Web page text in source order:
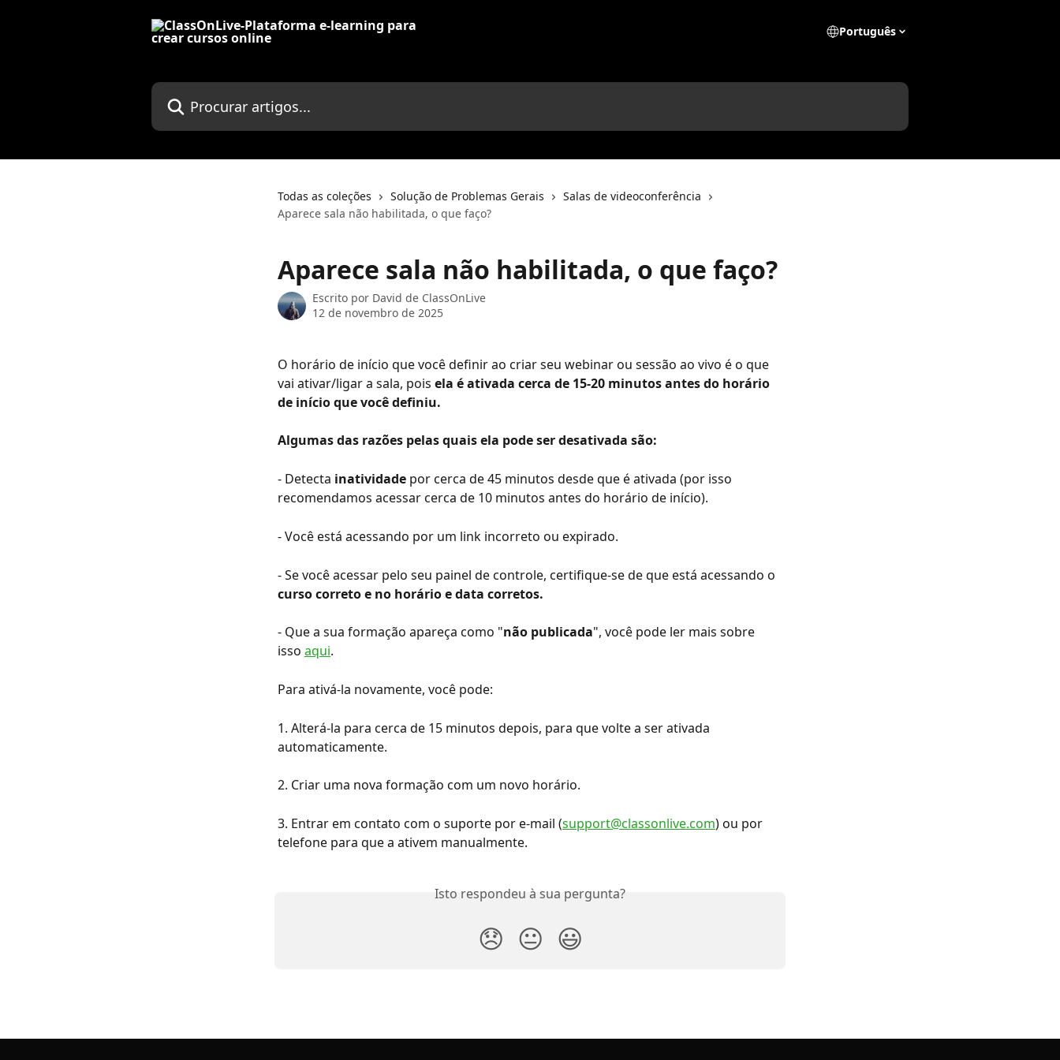
Português
Procurar artigos...
Todas as coleções Solução de Problemas Gerais
Salas de videoconferência
Aparece sala não habilitada, o que faço?
Aparece sala não habilitada, o que faço?
Escrito por David de ClassOnLive
12 de novembro de 2025
O horário de início que você definir ao criar seu webinar ou sessão ao vivo é o que
vai ativar/ligar a sala, pois ela é ativada cerca de 15-20 minutos antes do horário
de início que você definiu.
Algumas das razões pelas quais ela pode ser desativada são:
- Detecta inatividade por cerca de 45 minutos desde que é ativada (por isso
recomendamos acessar cerca de 10 minutos antes do horário de início).
- Você está acessando por um link incorreto ou expirado.
- Se você acessar pelo seu painel de controle, certifique-se de que está acessando o
curso correto e no horário e data corretos.
- Que a sua formação apareça como "não publicada", você pode ler mais sobre
isso aqui.
Para ativá-la novamente, você pode:
1. Alterá-la para cerca de 15 minutos depois, para que volte a ser ativada
automaticamente.
2. Criar uma nova formação com um novo horário.
3. Entrar em contato com o suporte por e-mail (support@classonlive.com) ou por
telefone para que a ativem manualmente.
Isto respondeu à sua pergunta?
😞 😐 😃